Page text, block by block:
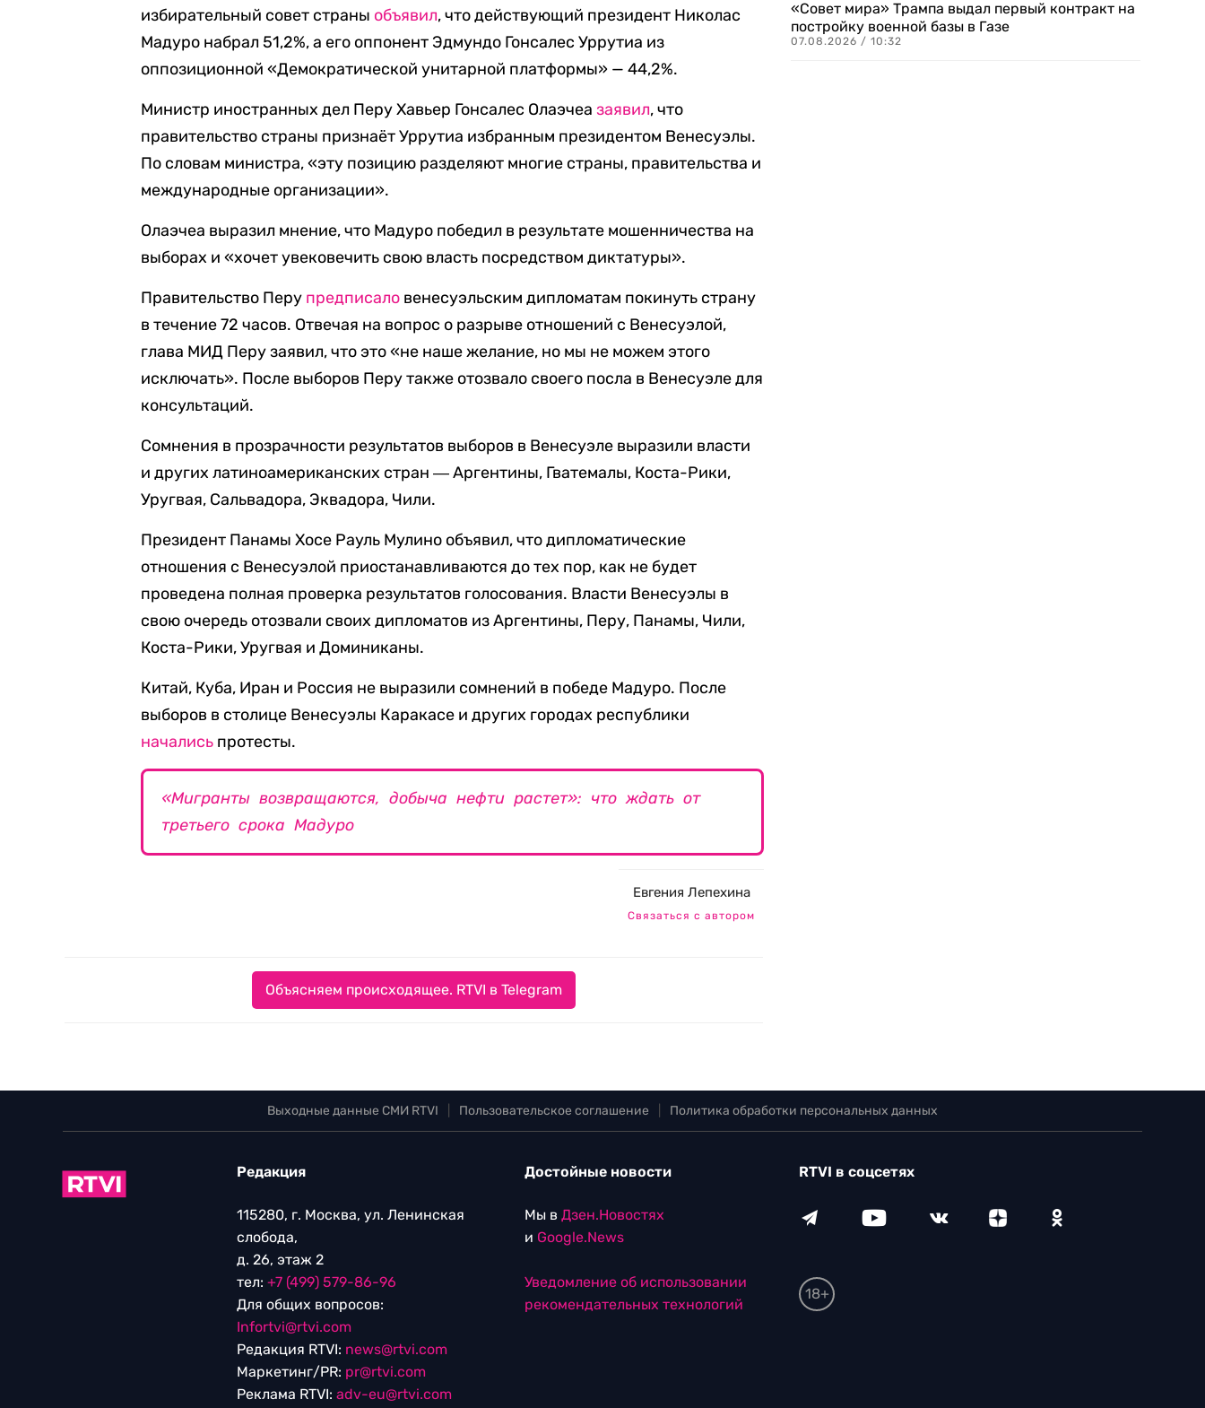
избирательный совет страны объявил, что действующий президент Николас
Мадуро набрал 51,2%, а его оппонент Эдмундо Гонсалес Уррутиа из
оппозиционной «Демократической унитарной платформы» — 44,2%.
Министр иностранных дел Перу Хавьер Гонсалес Олаэчеазаявил, что
правительство страны признаёт Уррутиа избранным президентом Венесуэлы.
По словам министра, «эту позицию разделяют многие страны, правительства и
международные организации».
Олаэчеа выразил мнение, что Мадуро победил в результате мошенничества на
выборах и «хочет увековечить свою власть посредством диктатуры».
Правительство Перу предписало венесуэльским дипломатам покинуть страну
в течение 72 часов. Отвечая на вопрос о разрыве отношений с Венесуэлой,
глава МИД Перу заявил, что это «не наше желание, но мы не можем этого
исключать». После выборов Перу также отозвало своего посла в Венесуэле для
консультаций.
Сомнения в прозрачности результатов выборов в Венесуэле выразили власти
и других латиноамериканских стран ― Аргентины, Гватемалы, Коста-Рики,
Уругвая, Сальвадора, Эквадора, Чили.
Президент Панамы Хосе Рауль Мулино объявил, что дипломатические
отношения с Венесуэлой приостанавливаются до тех пор, как не будет
проведена полная проверка результатов голосования. Власти Венесуэлы в
свою очередь отозвали своих дипломатов из Аргентины, Перу, Панамы, Чили,
Коста-Рики, Уругвая и Доминиканы.
Китай, Куба, Иран и Россия не выразили сомнений в победе Мадуро. После
выборов в столице Венесуэлы Каракасе и других городах республики
начались протесты.
«Мигранты возвращаются, добыча нефти растет»: что ждать от
третьего срока Мадуро
Евгения Лепехина
Связаться с автором
Объясняем происходящее. RTVI в Telegram
«Совет мира» Трампа выдал первый контракт на
постройку военной базы в Газе
07.08.2026 / 10:32
Выходные данные СМИ RTVI Пользовательское соглашение Политика обработки персональных данных
Редакция
115280, г. Москва, ул. Ленинская
слобода,
д. 26, этаж 2
тел: +7 (499) 579-86-96
Для общих вопросов:
Infortvi@rtvi.com
Редакция RTVI: news@rtvi.com
Маркетинг/PR: pr@rtvi.com
Реклама RTVI: adv-eu@rtvi.com
Достойные новости
Мы в Дзен.Новостях
и Google.News
Уведомление об использовании
рекомендательных технологий
RTVI в соцсетях
18+